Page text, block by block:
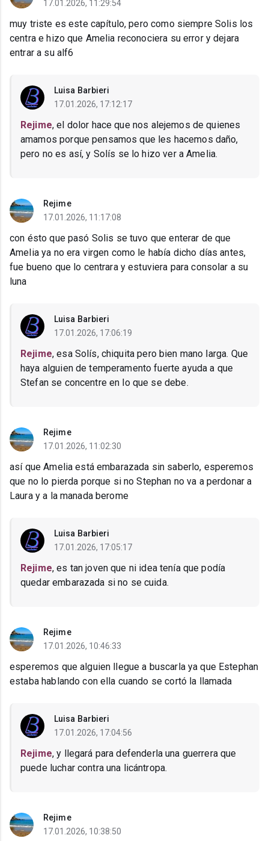
17.01.2026, 11:29:54
muy triste es este capítulo, pero como siempre Solis los
centra e hizo que Amelia reconociera su error y dejara
entrar a su alf6
Luisa Barbieri
17.01.2026, 17:12:17
Rejime, el dolor hace que nos alejemos de quienes
amamos porque pensamos que les hacemos daño,
pero no es así, y Solís se lo hizo ver a Amelia.
Rejime
17.01.2026, 11:17:08
con ésto que pasó Solis se tuvo que enterar de que
Amelia ya no era virgen como le había dicho días antes,
fue bueno que lo centrara y estuviera para consolar a su
luna
Luisa Barbieri
17.01.2026, 17:06:19
Rejime, esa Solís, chiquita pero bien mano larga. Que
haya alguien de temperamento fuerte ayuda a que
Stefan se concentre en lo que se debe.
Rejime
17.01.2026, 11:02:30
así que Amelia está embarazada sin saberlo, esperemos
que no lo pierda porque si no Stephan no va a perdonar a
Laura y a la manada berome
Luisa Barbieri
17.01.2026, 17:05:17
Rejime, es tan joven que ni idea tenía que podía
quedar embarazada si no se cuida.
Rejime
17.01.2026, 10:46:33
esperemos que alguien llegue a buscarla ya que Estephan
estaba hablando con ella cuando se cortó la llamada
Luisa Barbieri
17.01.2026, 17:04:56
Rejime, y llegará para defenderla una guerrera que
puede luchar contra una licántropa.
Rejime
17.01.2026, 10:38:50